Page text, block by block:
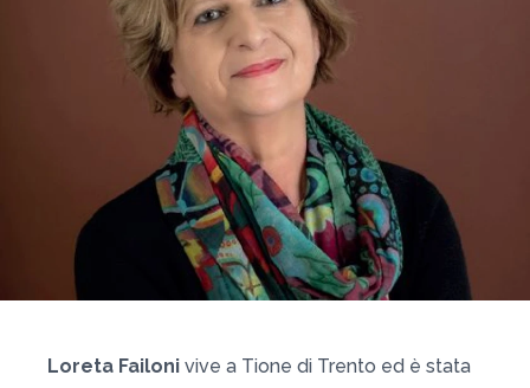
Loreta Failoni vive a Tione di Trento ed è stata